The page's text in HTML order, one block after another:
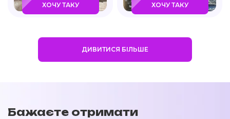
ХОЧУ ТАКУ ХОЧУ ТАКУ
ДИВИТИСЯ БІЛЬШЕ
Бажаєте отримати